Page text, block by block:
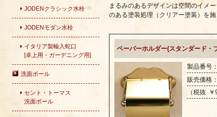
JODENクラシック水栓
JODENモダン水栓
イタリア製輸入蛇口
[卓上用・ガーデニング用]
洗面ボール
セント・トーマス
洗面ボール
まるみのあるデザインは空間のイメ
のある塗装処理（クリアー塗装）を
ペーパーホルダー(スタンダード・
製品番号
販売価格
（税抜